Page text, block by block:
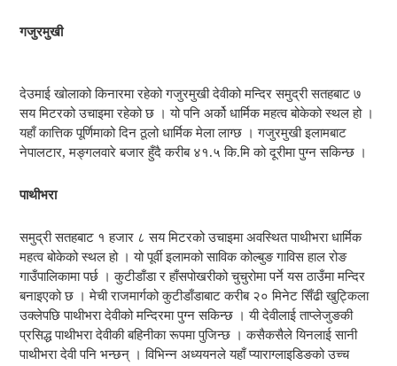
गजुरमुखी
देउमाई खोलाको किनारमा रहेको गजुरमुखी देवीको मन्दिर समुद्री सतहबाट ७
सय मिटरको उचाइमा रहेको छ । यो पनि अर्को धार्मिक महत्व बोकेको स्थल हो ।
यहाँ कात्तिक पूर्णिमाको दिन ठूलो धार्मिक मेला लाग्छ । गजुरमुखी इलामबाट
नेपालटार, मङ्गलवारे बजार हुँदै करीब ४१.५ कि.मि को दूरीमा पुग्न सकिन्छ ।
पाथीभरा
समुद्री सतहबाट १ हजार ८ सय मिटरको उचाइमा अवस्थित पाथीभरा धार्मिक
महत्व बोकेको स्थल हो । यो पूर्वी इलामको साविक कोल्बुङ गाविस हाल रोङ
गाउँपालिकामा पर्छ । कुटीडाँडा र हाँसपोखरीको चुचुरोमा पर्ने यस ठाउँमा मन्दिर
बनाइएको छ । मेची राजमार्गको कुटीडाँडाबाट करीब २० मिनेट सिँढी खुट्किला
उक्लेपछि पाथीभरा देवीको मन्दिरमा पुग्न सकिन्छ । यी देवीलाई ताप्लेजुङकी
प्रसिद्ध पाथीभरा देवीकी बहिनीका रूपमा पुजिन्छ । कसैकसैले यिनलाई सानी
पाथीभरा देवी पनि भन्छन् । विभिन्न अध्ययनले यहाँ प्याराग्लाइडिङको उच्च